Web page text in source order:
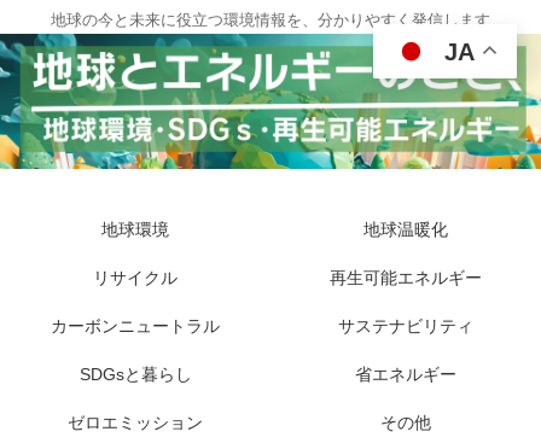
地球の今と未来に役立つ環境情報を、分かりやすく発信します
地球環境 地球温暖化
リサイクル 再生可能エネルギー
カーボンニュートラル サステナビリティ
SDGsと暮らし 省エネルギー
ゼロエミッション その他
JA